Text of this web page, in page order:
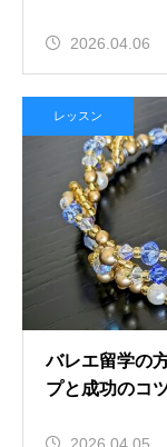
2026.04.06
レッスン
バレエ留学の
プと成功のコ